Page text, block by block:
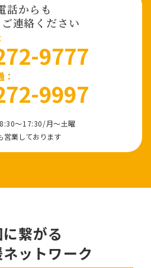
話からも
連絡ください
9777
9997
8:30～17:30/⽉〜⼟曜
営業しております
繋がる
ットワーク